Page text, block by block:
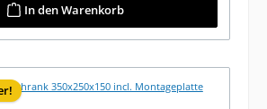
In den Warenkorb